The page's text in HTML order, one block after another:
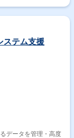
ステム支援
データを管理・高度